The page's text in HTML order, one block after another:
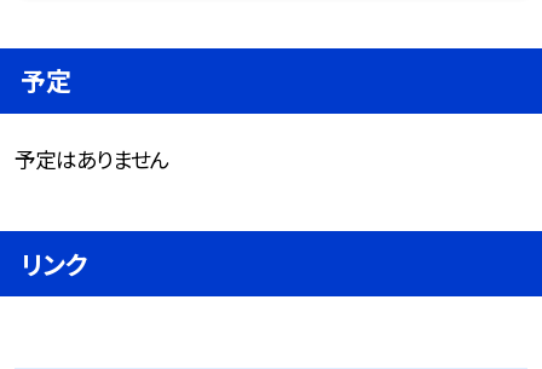
予定
予定はありません
リンク